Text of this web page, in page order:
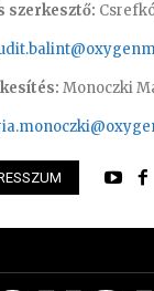
szerkesztő:
Monoczki